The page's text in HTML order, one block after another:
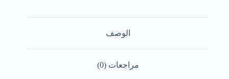
الوصف
مراجعات (0)